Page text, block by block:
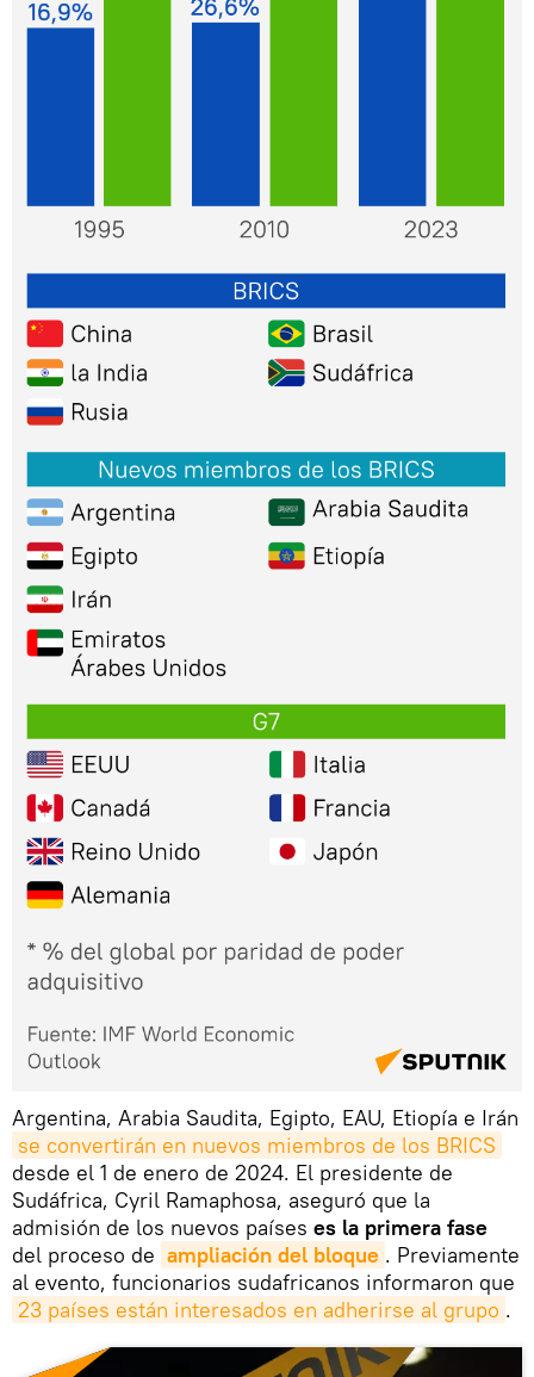
Argentina, Arabia Saudita, Egipto, EAU, Etiopía e Irán
se convertirán en nuevos miembros de los BRICS
desde el 1 de enero de 2024. El presidente de
Sudáfrica, Cyril Ramaphosa, aseguró que la
admisión de los nuevos países es la primera fase
del proceso de ampliación del bloque . Previamente
al evento, funcionarios sudafricanos informaron que
23 países están interesados en adherirse al grupo .